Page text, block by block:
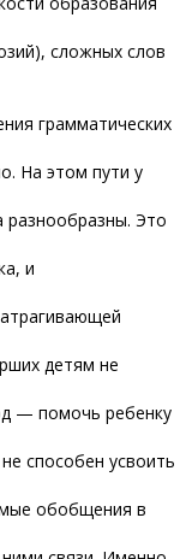
сложных слов
грамматических
На этом пути у
разнообразны. Это
и
детям не
— помочь ребенку
способен усвоить
обобщения в